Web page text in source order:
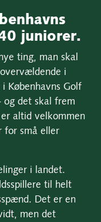
juniorer.
ting, man skal
i
Københavns Golf
og det skal frem
altid velkommen
for små eller
i landet.
til helt
Det er en
men det